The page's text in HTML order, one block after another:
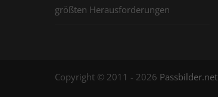
größten Herausforderungen
Copyright © 2011 - 2026 Passbilder.net